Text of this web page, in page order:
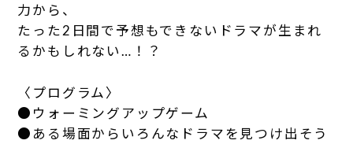
力から、
たった2日間で予想もできないドラマが生まれ
るかもしれない…！？
〈プログラム〉
●ウォーミングアップゲーム
●ある場面からいろんなドラマを見つけ出そう